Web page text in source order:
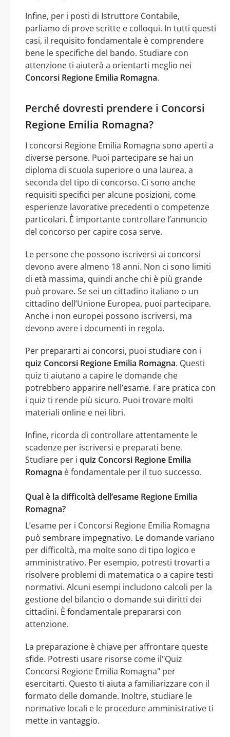
Infine, per i posti di Istruttore Contabile,
parliamo di prove scritte e colloqui. In tutti questi
casi, il requisito fondamentale è comprendere
bene le specifiche del bando. Studiare con
attenzione ti aiuterà a orientarti meglio nei
Concorsi Regione Emilia Romagna.
Perché dovresti prendere i Concorsi
Regione Emilia Romagna?
I concorsi Regione Emilia Romagna sono aperti a
diverse persone. Puoi partecipare se hai un
diploma di scuola superiore o una laurea, a
seconda del tipo di concorso. Ci sono anche
requisiti specifici per alcune posizioni, come
esperienze lavorative precedenti o competenze
particolari. È importante controllare l’annuncio
del concorso per capire cosa serve.
Le persone che possono iscriversi ai concorsi
devono avere almeno 18 anni. Non ci sono limiti
di età massima, quindi anche chi è più grande
può provare. Se sei un cittadino italiano o un
cittadino dell’Unione Europea, puoi partecipare.
Anche i non europei possono iscriversi, ma
devono avere i documenti in regola.
Per prepararti ai concorsi, puoi studiare con i
quiz Concorsi Regione Emilia Romagna. Questi
quiz ti aiutano a capire le domande che
potrebbero apparire nell’esame. Fare pratica con
i quiz ti rende più sicuro. Puoi trovare molti
materiali online e nei libri.
Infine, ricorda di controllare attentamente le
scadenze per iscriversi e preparati bene.
Studiare per i quiz Concorsi Regione Emilia
Romagna è fondamentale per il tuo successo.
Qual è la difficoltà dell’esame Regione Emilia
Romagna?
L’esame per i Concorsi Regione Emilia Romagna
può sembrare impegnativo. Le domande variano
per difficoltà, ma molte sono di tipo logico e
amministrativo. Per esempio, potresti trovarti a
risolvere problemi di matematica o a capire testi
normativi. Alcuni esempi includono calcoli per la
gestione del bilancio o domande sui diritti dei
cittadini. È fondamentale prepararsi con
attenzione.
La preparazione è chiave per affrontare queste
sfide. Potresti usare risorse come il"Quiz
Concorsi Regione Emilia Romagna" per
esercitarti. Questo ti aiuta a familiarizzare con il
formato delle domande. Inoltre, studiare le
normative locali e le procedure amministrative ti
mette in vantaggio.